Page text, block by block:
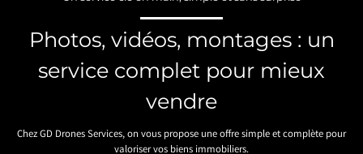
Photos, vidéos, montages : un
service complet pour mieux
vendre
Chez GD Drones Services, on vous propose une offre simple et complète pour
valoriser vos biens immobiliers.